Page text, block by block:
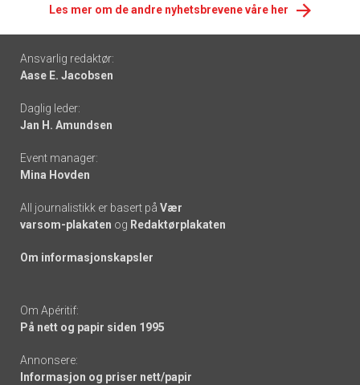
Les mer om de andre nyhetsbrevene våre her
Footer
-
links
Ansvarlig redaktør:
Aase E. Jacobsen
Daglig leder:
Jan H. Amundsen
Event manager:
Mina Hovden
All journalistikk er basert på Vær
varsom-plakaten og Redaktørplakaten
Om informasjonskapsler
Om Apéritif:
På nett og papir siden 1995
Annonsere:
Informasjon og priser nett/papir